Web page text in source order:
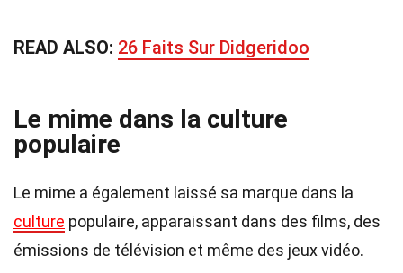
READ ALSO: 26 Faits Sur Didgeridoo
Le mime dans la culture
populaire
Le mime a également laissé sa marque dans la
culture populaire, apparaissant dans des films, des
émissions de télévision et même des jeux vidéo.